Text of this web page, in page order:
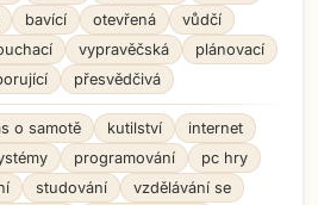
bavící otevřená
vůdčí
vypravěčská
plánovací
přesvědčivá
o samotě kutilství
internet
programování
pc hry
studování
vzdělávání se